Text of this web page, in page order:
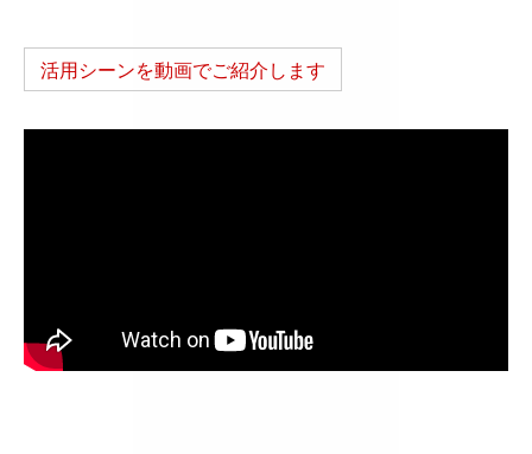
採用メッセージ
デジタル化・AI導入補助金
活用シーンを動画でご紹介します